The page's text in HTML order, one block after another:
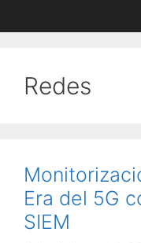
Redes
Era del 5G
SIEM